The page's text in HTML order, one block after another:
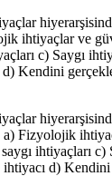
ihtiyaçlar ve
c) Saygı
Kendini
a) Fizyolojik
ihtiyaçları c)
d)